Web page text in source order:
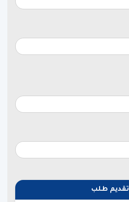
تقديم طلب